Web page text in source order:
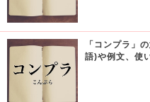
「コンプラ」
語)や例文、使